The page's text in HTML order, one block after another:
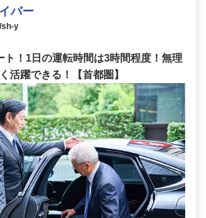
バー
sh-y
ト！1日の運転時間は3時間程度！無理
活躍できる！【首都圏】